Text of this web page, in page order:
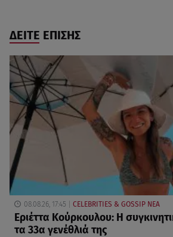
ΔΕΙΤΕ ΕΠΙΣΗΣ
08.08.26, 17:45 CELEBRITIES & GOSSIP ΝΕΑ
Εριέττα Κούρκουλου: Η
τα 33α γενέθλιά της